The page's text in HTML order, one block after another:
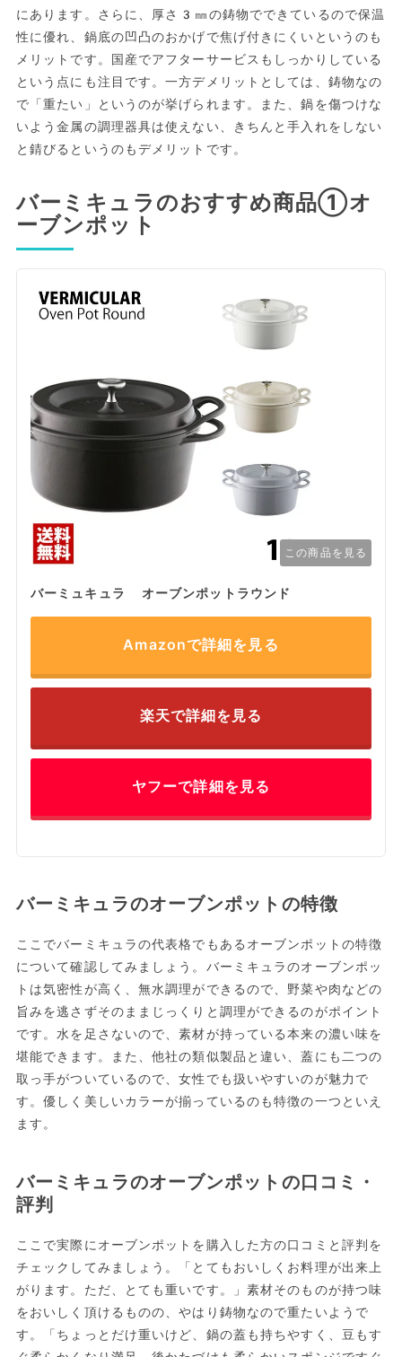
にあります。さらに、厚さ3㎜の鋳物でできているので保温
性に優れ、鍋底の凹凸のおかげで焦げ付きにくいというのも
メリットです。国産でアフターサービスもしっかりしている
という点にも注目です。一方デメリットとしては、鋳物なの
で「重たい」というのが挙げられます。また、鍋を傷つけな
いよう金属の調理器具は使えない、きちんと手入れをしない
と錆びるというのもデメリットです。
バーミキュラのおすすめ商品①オ
ーブンポット
この商品を見る
バーミュキュラ オーブンポットラウンド
Amazonで詳細を見る
楽天で詳細を見る
ヤフーで詳細を見る
バーミキュラのオーブンポットの特徴
ここでバーミキュラの代表格でもあるオーブンポットの特徴
について確認してみましょう。バーミキュラのオーブンポッ
トは気密性が高く、無水調理ができるので、野菜や肉などの
旨みを逃さずそのままじっくりと調理ができるのがポイント
です。水を足さないので、素材が持っている本来の濃い味を
堪能できます。また、他社の類似製品と違い、蓋にも二つの
取っ手がついているので、女性でも扱いやすいのが魅力で
す。優しく美しいカラーが揃っているのも特徴の一つといえ
ます。
バーミキュラのオーブンポットの口コミ・
評判
ここで実際にオーブンポットを購入した方の口コミと評判を
チェックしてみましょう。「とてもおいしくお料理が出来上
がります。ただ、とても重いです。」素材そのものが持つ味
をおいしく頂けるものの、やはり鋳物なので重たいようで
す。「ちょっとだけ重いけど、鍋の蓋も持ちやすく、豆もす